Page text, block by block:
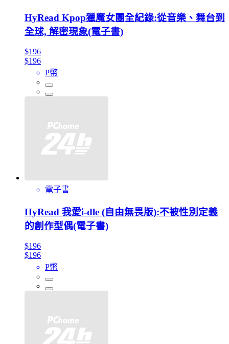
HyRead Kpop獵魔女團全紀錄:從音樂、舞台到
全球, 解密現象(電子書)
$196
$196
P幣
電子書
HyRead 我愛i-dle (自由無畏版):不被性別定義
的創作型偶(電子書)
$196
$196
P幣